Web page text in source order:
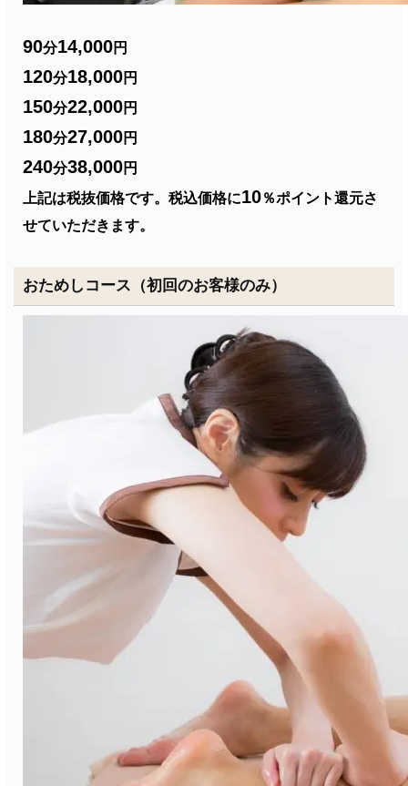
90分14,000円
120分18,000円
150分22,000円
180分27,000円
240分38,000円
上記は税抜価格です。税込価格に10％ポイント還元さ
せていただきます。
おためしコース（初回のお客様のみ）